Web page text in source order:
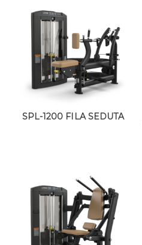
SPL-1200 FILA SEDUTA